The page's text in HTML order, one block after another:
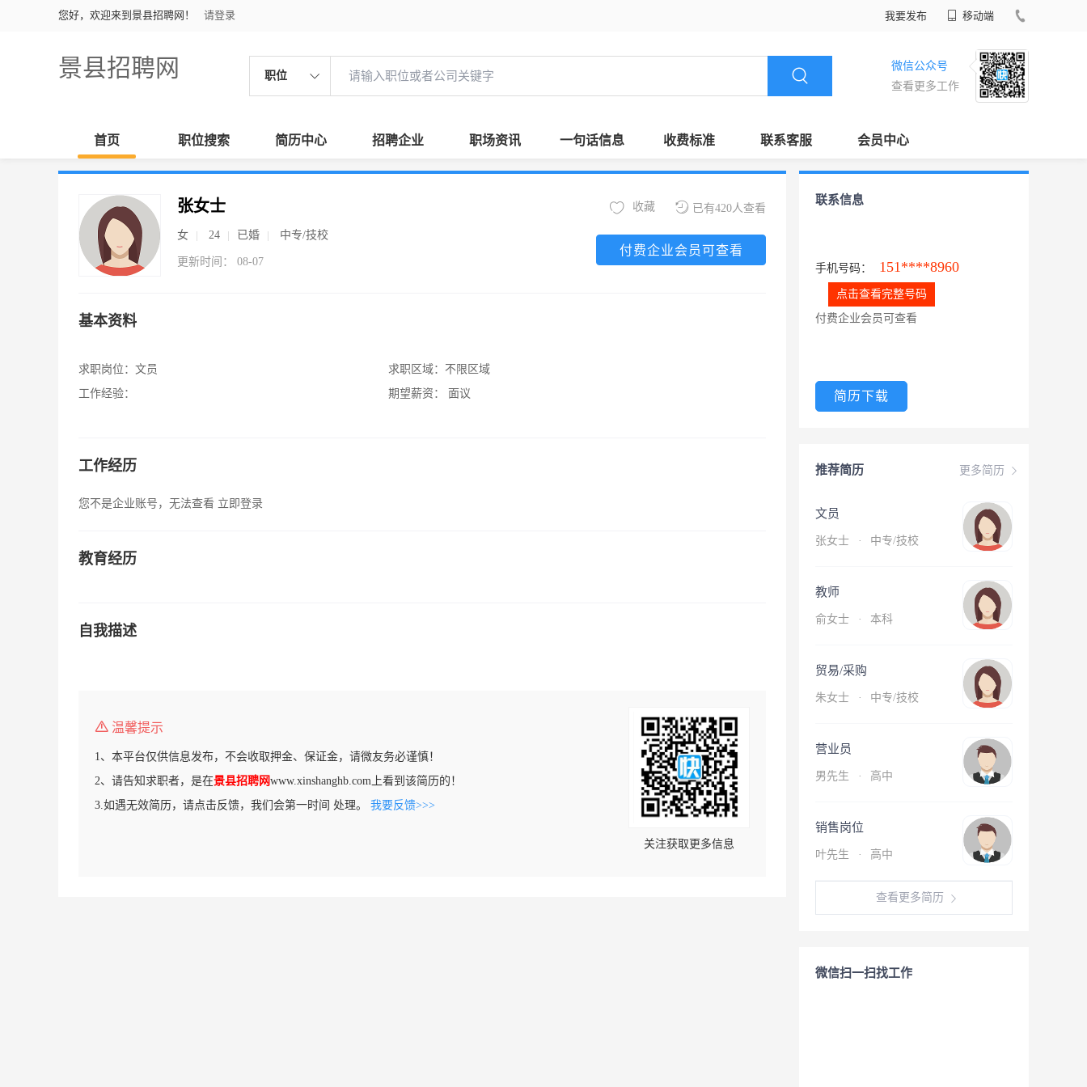
您好，欢迎来到景县招聘网！ 请登录 我要发布 移动端
景县招聘网 职位
微信公众号
查看更多工作
首页 职位搜索 简历中心 招聘企业 职场资讯 一句话信息 收费标准 联系客服 会员中心
张女士
女 24 已婚 中专/技校
更新时间： 08-07
已有420人查看
收藏
付费企业会员可查看
基本资料
求职岗位： 文员
工作经验：
求职区域： 不限区域
期望薪资：
面议
工作经历
您不是企业账号，无法查看 立即登录
教育经历
自我描述
温馨提示
1、本平台仅供信息发布，不会收取押金、保证金，请微友务必谨慎！
2、请告知求职者，是在景县招聘网www.xinshanghb.com上看到该简历的！
3.如遇无效简历，请点击反馈，我们会第一时间 处理。 我要反馈>>>
关注获取更多信息
联系信息
手机号码： 151****8960
点击查看完整号码
付费企业会员可查看
简历下载
更多简历
推荐简历
文员
张女士 · 中专/技校
教师
俞女士 · 本科
贸易/采购
朱女士 · 中专/技校
营业员
男先生 · 高中
销售岗位
叶先生 · 高中
查看更多简历
微信扫一扫找工作